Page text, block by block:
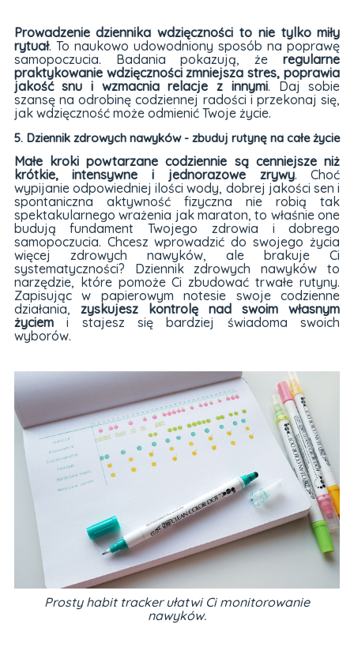
Prowadzenie dziennika wdzięczności to nie tylko miły
rytuał. To naukowo udowodniony sposób na poprawę
samopoczucia. Badania pokazują, żeregularne
praktykowanie wdzięczności zmniejsza stres, poprawia
jakość snu i wzmacnia relacje z innymi. Daj sobie
szansę na odrobinę codziennej radości i przekonaj się,
jak wdzięczność może odmienić Twoje życie.
5. Dziennik zdrowych nawyków - zbuduj rutynę na całe życie
Małe kroki powtarzane codziennie są cenniejsze niż
krótkie, intensywne i jednorazowe zrywy. Choć
wypijanie odpowiedniej ilości wody, dobrej jakości sen i
spontaniczna aktywność fizyczna nie robią tak
spektakularnego wrażenia jak maraton, to właśnie one
budują fundament Twojego zdrowia i dobrego
samopoczucia. Chcesz wprowadzić do swojego życia
więcej zdrowych nawyków, ale brakuje Ci
systematyczności? Dziennik zdrowych nawyków to
narzędzie, które pomoże Ci zbudować trwałe rutyny.
Zapisując w papierowym notesie swoje codzienne
działania, zyskujesz kontrolę nad swoim własnym
życiemi stajesz się bardziej świadoma swoich
wyborów.
Prosty habit tracker ułatwi Ci monitorowanie
nawyków.